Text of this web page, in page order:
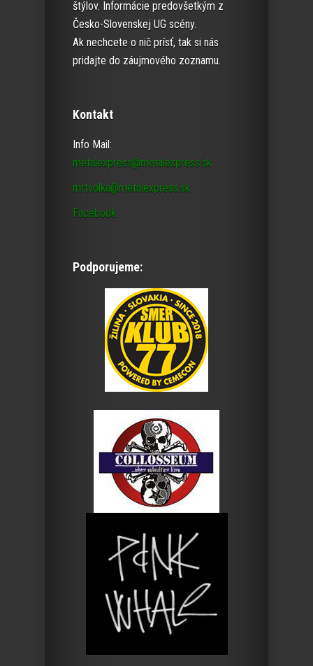
štýlov. Informácie predovšetkým z
Česko-Slovenskej UG scény.
Ak nechcete o nič prísť, tak si nás
pridajte do záujmového zoznamu.
Kontakt
Info Mail:
metalexpress@metalexpress.sk
mrtvolka@metalexpress.sk
Facebook
Podporujeme: